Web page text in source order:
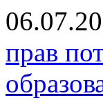
прав